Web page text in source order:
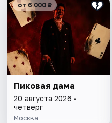
от 6 000 ₽
Пиковая дама
20 августа 2026 •
четверг
Москва